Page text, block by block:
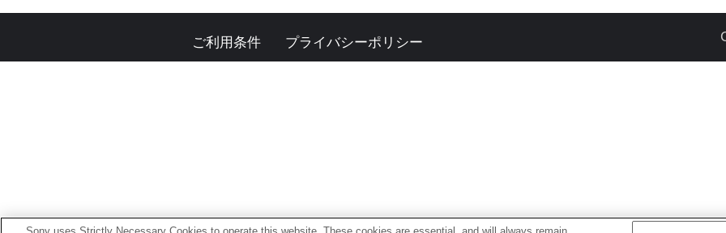
ご利用条件 プライバシーポリシー